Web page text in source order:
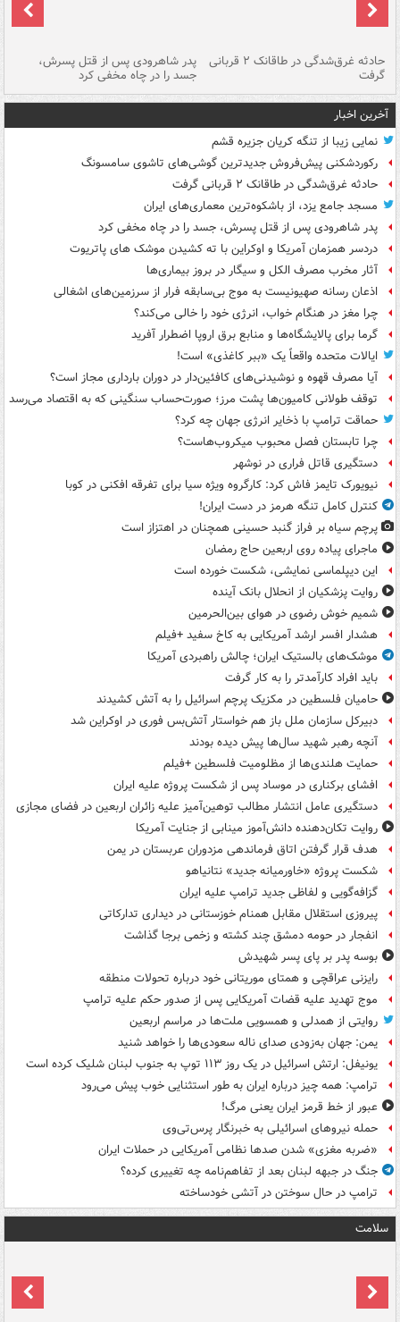
حادثه غرق‌شدگی در طاقانک ۲ قربانی
گرفت
پدر شاهرودی پس از قتل پسرش،
جسد را در چاه مخفی کرد
آخرین اخبار
نمایی زیبا از تنگه کریان جزیره قشم
رکوردشکنی پیش‌فروش جدیدترین گوشی‌های تاشوی سامسونگ
حادثه غرق‌شدگی در طاقانک ۲ قربانی گرفت
مسجد جامع یزد، از باشکوه‌ترین معماری‌های ایران
پدر شاهرودی پس از قتل پسرش، جسد را در چاه مخفی کرد
دردسر همزمان آمریکا و اوکراین با ته کشیدن موشک های پاتریوت
آثار مخرب مصرف الکل و سیگار در بروز بیماری‌ها
اذعان رسانه صهیونیست به موج بی‌سابقه فرار از سرزمین‌های اشغالی
چرا مغز در هنگام خواب، انرژی خود را خالی می‌کند؟
گرما برای پالایشگاه‌ها و منابع برق اروپا اضطرار آفرید
ایالات متحده واقعاً یک «ببر کاغذی» است!
آیا مصرف قهوه و نوشیدنی‌های کافئین‌دار در دوران بارداری مجاز است؟
توقف طولانی کامیون‌ها پشت مرز؛ صورت‌حساب سنگینی که به اقتصاد می‌رسد
حماقت ترامپ با ذخایر انرژی جهان چه کرد؟
چرا تابستان فصل محبوب میکروب‌هاست؟
دستگیری قاتل فراری در نوشهر
نیویورک تایمز فاش کرد: کارگروه ویژه سیا برای تفرقه افکنی در کوبا
کنترل کامل تنگه هرمز در دست ایران!
پرچم سیاه بر فراز گنبد حسینی همچنان در اهتزاز است
ماجرای پیاده روی اربعین حاج رمضان
این دیپلماسی نمایشی، شکست خورده است
روایت پزشکیان از انحلال بانک آینده
شمیم خوش رضوی در هوای بین‌الحرمین
هشدار افسر ارشد آمریکایی به کاخ سفید +فیلم
موشک‌های بالستیک ایران؛ چالش راهبردی آمریکا
باید افراد کارآمدتر را به کار گرفت
حامیان فلسطین در مکزیک پرچم اسرائیل را به آتش کشیدند
دبیرکل سازمان ملل باز هم خواستار آتش‌بس فوری در اوکراین شد
آنچه رهبر شهید سال‌ها پیش دیده بودند
حمایت هلندی‌ها از مظلومیت فلسطین +فیلم
افشای برکناری در موساد پس از شکست پروژه علیه ایران
دستگیری عامل انتشار مطالب توهین‌آمیز علیه زائران اربعین در فضای مجازی
روایت تکان‌دهنده دانش‌آموز مینابی از جنایت آمریکا
هدف قرار گرفتن اتاق‌ فرماندهی مزدوران عربستان در یمن
شکست پروژه «خاورمیانه جدید» نتانیاهو
گزافه‌گویی و لفاظی جدید ترامپ علیه ایران
پیروزی استقلال مقابل همنام خوزستانی در دیداری تدارکاتی
انفجار در حومه دمشق چند کشته و زخمی برجا گذاشت
بوسه‌ پدر بر پای پسر شهیدش
رایزنی عراقچی و همتای موریتانی خود درباره تحولات منطقه
موج تهدید علیه قضات آمریکایی پس از صدور حکم علیه ترامپ
روایتی از همدلی و همسویی ملت‌ها در مراسم اربعین
یمن: جهان به‌زودی صدای ناله سعودی‌ها را خواهد شنید
یونیفل: ارتش اسرائیل در یک روز ۱۱۳ توپ به جنوب لبنان شلیک کرده است
ترامپ: همه چیز درباره ایران به طور استثنایی خوب پیش می‌رود
عبور از خط قرمز ایران یعنی مرگ!
حمله نیروهای اسرائیلی به خبرنگار پرس‌تی‌وی
«ضربه مغزی» شدن صدها نظامی آمریکایی در حملات ایران
جنگ در جبهه لبنان بعد از تفاهم‌نامه چه تغییری کرده؟
ترامپ در حال سوختن در آتشی خودساخته
سلامت